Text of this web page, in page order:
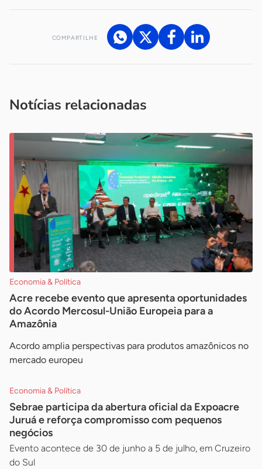
COMPARTILHE
Notícias relacionadas
Economia & Política
Acre recebe evento que apresenta oportunidades
do Acordo Mercosul-União Europeia para a
Amazônia
Acordo amplia perspectivas para produtos amazônicos no
mercado europeu
Economia & Política
Sebrae participa da abertura oficial da Expoacre
Juruá e reforça compromisso com pequenos
negócios
Evento acontece de 30 de junho a 5 de julho, em Cruzeiro
do Sul